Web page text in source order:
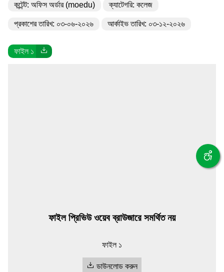
কন্টেন্ট: অফিস অর্ডার (moedu) ক্যাটেগরি: কলেজ
প্রকাশের তারিখ: ০৩-০৬-২০২৬ আর্কাইভ তারিখ: ০৩-১২-২০২৬
ফাইল ১
ফাইল প্রিভিউ ওয়েব ব্রাউজারে সমর্থিত নয়
ফাইল ১
ডাউনলোড করুন